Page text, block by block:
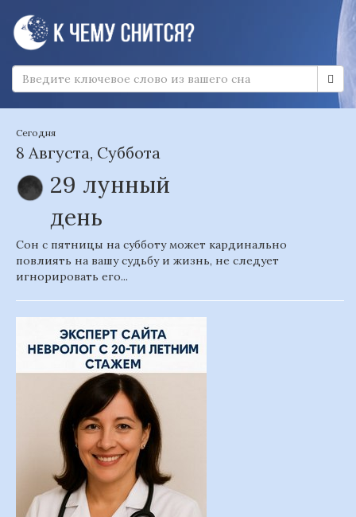
Сегодня
8 Августа, Суббота
29 лунный
день
Сон с пятницы на субботу может кардинально
повлиять на вашу судьбу и жизнь, не следует
игнорировать его...